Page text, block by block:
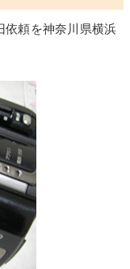
頼を神奈川県横浜